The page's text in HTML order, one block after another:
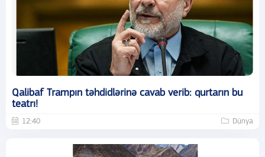
Qalibaf Trampın təhdidlərinə cavab verib: qurtarın bu
teatrı!
12:40 Dünya